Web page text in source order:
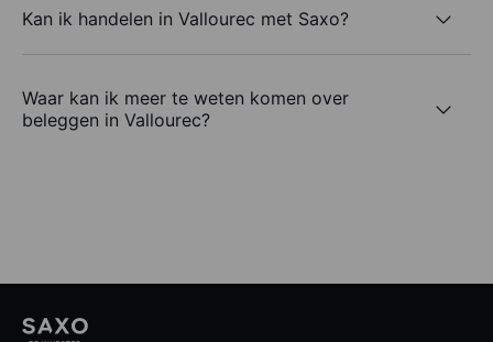
Kan ik handelen in Vallourec met Saxo?
Waar kan ik meer te weten komen over
beleggen in Vallourec?